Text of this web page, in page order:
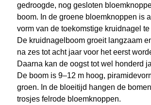
gedroogde, nog gesloten
boom. In de groene bloemknoppen is
vorm van de toekomstige kruidnagel
De kruidnagelboom groeit langzaam
na zes tot acht jaar voor het eerst
Daarna kan de oogst tot wel honderd
De boom is 9–12 m hoog,
groen. In de bloeitijd hangen de
trosjes felrode bloemknoppen.